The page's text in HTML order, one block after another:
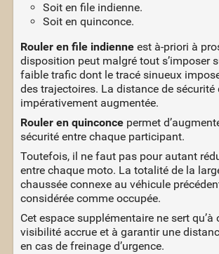
Soit en file indienne.
Soit en quinconce.
Rouler en file indienneest à-priori à
disposition peut malgré tout s’imposer
faible trafic dont le tracé sinueux
des trajectoires. La distance de sécurité
impérativement augmentée.
Rouler en quinconcepermet
sécurité entre chaque participant.
Toutefois, il ne faut pas pour autant
entre chaque moto. La totalité de la
chaussée connexe au véhicule
considérée comme occupée.
Cet espace supplémentaire ne sert qu’à
visibilité accrue et à garantir une
en cas de freinage d’urgence.